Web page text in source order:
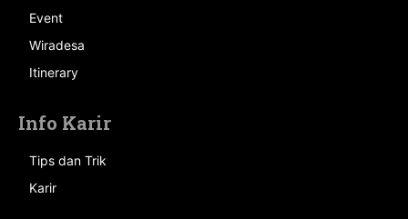
Event
Wiradesa
Itinerary
Info Karir
Tips dan Trik
Karir